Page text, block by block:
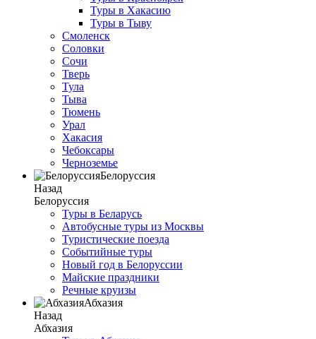
Туры в Хакасию
Туры в Тыву
Смоленск
Соловки
Сочи
Тверь
Тула
Тыва
Тюмень
Урал
Хакасия
Чебоксары
Черноземье
Белоруссия
Назад
Белоруссия
Туры в Беларусь
Автобусные туры из Москвы
Туристические поезда
Событийные туры
Новый год в Белоруссии
Майские праздники
Речные круизы
Абхазия
Назад
Абхазия